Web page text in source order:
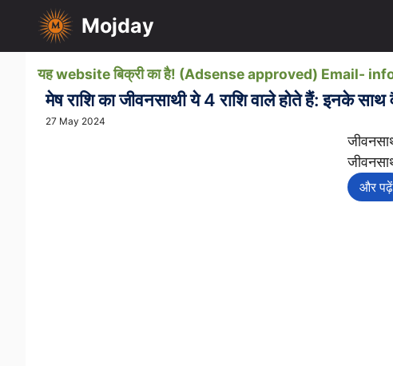
content
Mojday
यह website बिक्री का है! (Adsense approved) Email-
मेष राशि का जीवनसाथी ये 4 राशि वाले होते हैं: इनके
27 May 2024
और पढ़ें